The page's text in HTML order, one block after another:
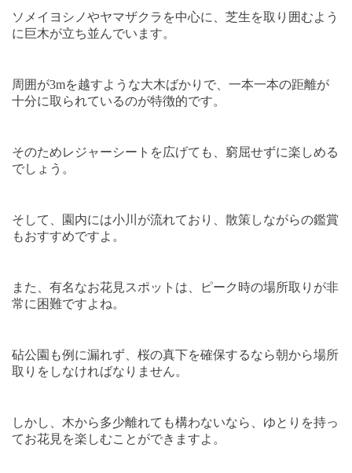
ソメイヨシノやヤマザクラを中心に、芝生を取り囲むよう
に巨木が立ち並んでいます。
周囲が3mを越すような大木ばかりで、一本一本の距離が
十分に取られているのが特徴的です。
そのためレジャーシートを広げても、窮屈せずに楽しめる
でしょう。
そして、園内には小川が流れており、散策しながらの鑑賞
もおすすめですよ。
また、有名なお花見スポットは、ピーク時の場所取りが非
常に困難ですよね。
砧公園も例に漏れず、桜の真下を確保するなら朝から場所
取りをしなければなりません。
しかし、木から多少離れても構わないなら、ゆとりを持っ
てお花見を楽しむことができますよ。